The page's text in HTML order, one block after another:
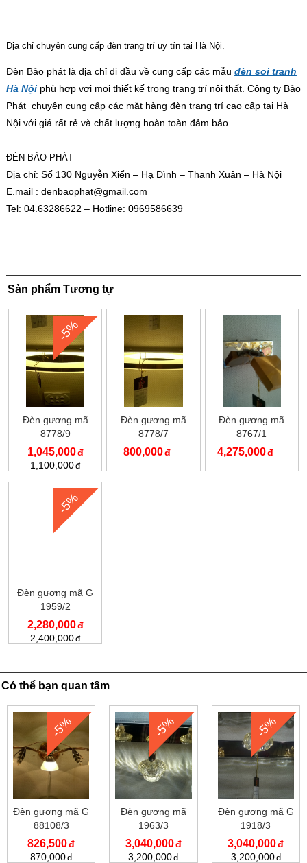
Địa chỉ chuyên cung cấp đèn trang trí uy tín tại Hà Nội.
Đèn Bảo phát là địa chỉ đi đầu về cung cấp các mẫu đèn soi tranh
Hà Nội phù hợp vơi mọi thiết kế trong trang trí nội thất. Công ty Bảo
Phát chuyên cung cấp các mặt hàng đèn trang trí cao cấp tại Hà
Nội với giá rất rẻ và chất lượng hoàn toàn đảm bảo.
ĐÈN BẢO PHÁT
Địa chỉ: Số 130 Nguyễn Xiển – Hạ Đình – Thanh Xuân – Hà Nội
E.mail : denbaophat@gmail.com
Tel: 04.63286622 – Hotline: 0969586639
Sản phẩm Tương tự
-5%
Đèn gương mã
8778/9
1,045,000
1,100,000
Đèn gương mã
8778/7
800,000
Đèn gương mã
8767/1
4,275,000
-5%
Đèn gương mã G
1959/2
2,280,000
2,400,000
Có thể bạn quan tâm
-5%
Đèn gương mã G
88108/3
826,500
870,000
-5%
Đèn gương mã
1963/3
3,040,000
3,200,000
-5%
Đèn gương mã G
1918/3
3,040,000
3,200,000